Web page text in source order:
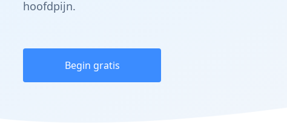
hoofdpijn.
Begin gratis